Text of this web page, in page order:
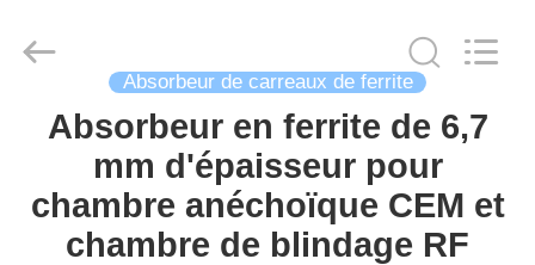
FIL
D'ACIER
FAIBLE
Co.,
Absorbeur de carreaux de ferrite
Absorbeur en ferrite de 6,7
mm d'épaisseur pour
chambre anéchoïque CEM et
chambre de blindage RF